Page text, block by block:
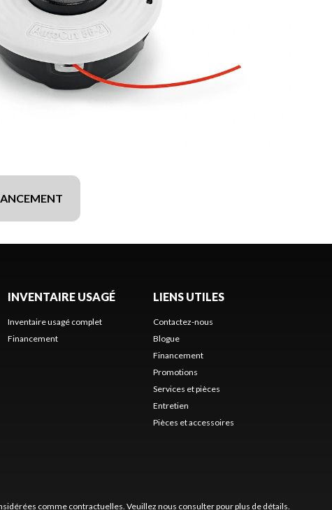
INVENTAIRE USAGÉ
Inventaire usagé complet
Financement
LIENS UTILES
Contactez-nous
Blogue
Financement
Promotions
Services et pièces
Entretien
Pièces et accessoires
comme contractuelles. Veuillez nous consulter pour plus de détails.